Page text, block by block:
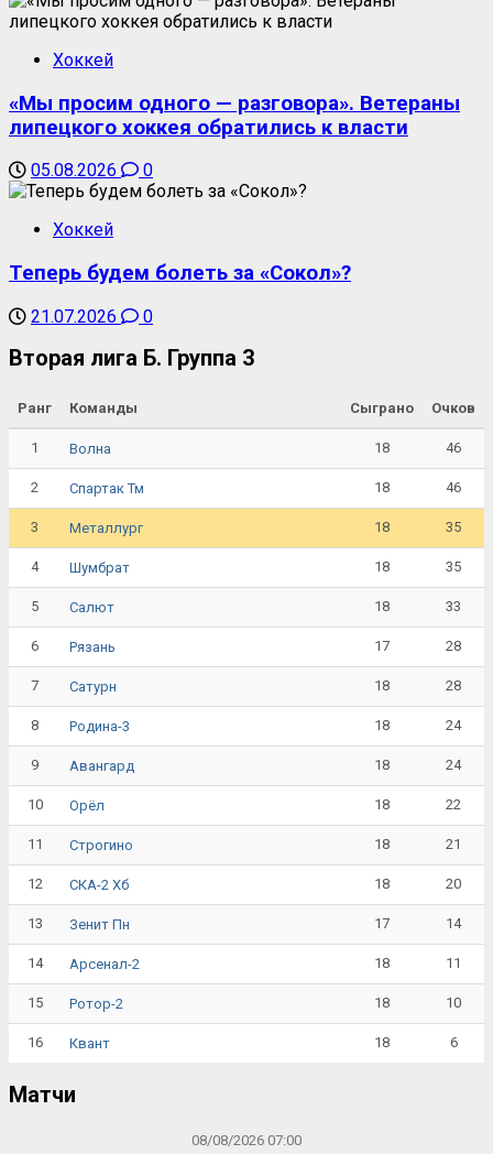
Хоккей
«Мы просим одного — разговора». Ветераны
липецкого хоккея обратились к власти
05.08.2026 0
Хоккей
Теперь будем болеть за «Сокол»?
21.07.2026 0
Вторая лига Б. Группа 3
Ранг Команды Сыграно Очков
1 Волна 18 46
2 Спартак Тм 18 46
3 Металлург 18 35
4 Шумбрат 18 35
5 Салют 18 33
6 Рязань 17 28
7 Сатурн 18 28
8 Родина-3 18 24
9 Авангард 18 24
10 Орёл 18 22
11 Строгино 18 21
12 СКА-2 Хб 18 20
13 Зенит Пн 17 14
14 Арсенал-2 18 11
15 Ротор-2 18 10
16 Квант 18 6
Матчи
08/08/2026 07:00